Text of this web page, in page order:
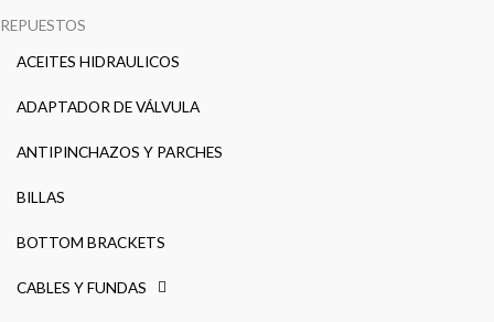
REPUESTOS
ACEITES HIDRAULICOS
ADAPTADOR DE VÁLVULA
ANTIPINCHAZOS Y PARCHES
BILLAS
BOTTOM BRACKETS
CABLES Y FUNDAS